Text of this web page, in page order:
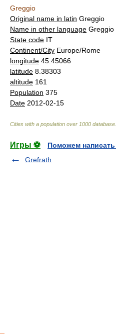
Greggio
Original name in latin Greggio
Name in other language Greggio
State code IT
Continent/City Europe/Rome
longitude 45.45066
latitude 8.38303
altitude 161
Population 375
Date 2012-02-15
Cities with a population over 1000 database
Игры ⚽
Поможем
Grefrath